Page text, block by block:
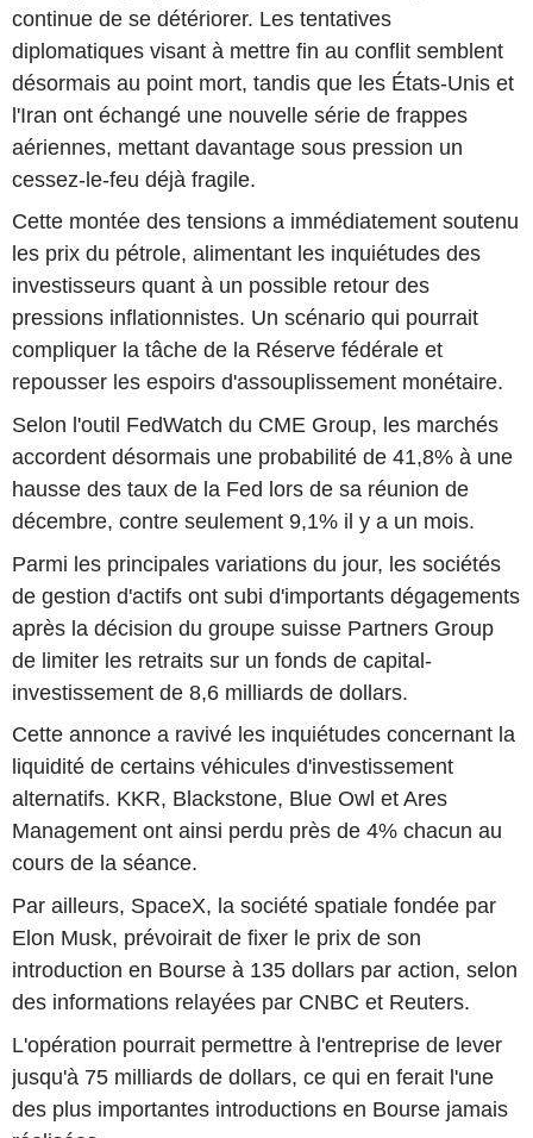
continue de se détériorer. Les tentatives
diplomatiques visant à mettre fin au conflit semblent
désormais au point mort, tandis que les États-Unis et
l'Iran ont échangé une nouvelle série de frappes
aériennes, mettant davantage sous pression un
cessez-le-feu déjà fragile.
Cette montée des tensions a immédiatement soutenu
les prix du pétrole, alimentant les inquiétudes des
investisseurs quant à un possible retour des
pressions inflationnistes. Un scénario qui pourrait
compliquer la tâche de la Réserve fédérale et
repousser les espoirs d'assouplissement monétaire.
Selon l'outil FedWatch du CME Group, les marchés
accordent désormais une probabilité de 41,8% à une
hausse des taux de la Fed lors de sa réunion de
décembre, contre seulement 9,1% il y a un mois.
Parmi les principales variations du jour, les sociétés
de gestion d'actifs ont subi d'importants dégagements
après la décision du groupe suisse Partners Group
de limiter les retraits sur un fonds de capital-
investissement de 8,6 milliards de dollars.
Cette annonce a ravivé les inquiétudes concernant la
liquidité de certains véhicules d'investissement
alternatifs. KKR, Blackstone, Blue Owl et Ares
Management ont ainsi perdu près de 4% chacun au
cours de la séance.
Par ailleurs, SpaceX, la société spatiale fondée par
Elon Musk, prévoirait de fixer le prix de son
introduction en Bourse à 135 dollars par action, selon
des informations relayées par CNBC et Reuters.
L'opération pourrait permettre à l'entreprise de lever
jusqu'à 75 milliards de dollars, ce qui en ferait l'une
des plus importantes introductions en Bourse jamais